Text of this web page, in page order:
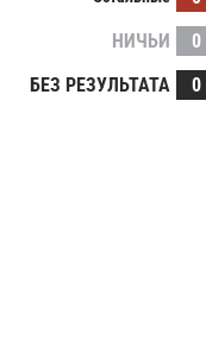
НИЧЬИ
0
БЕЗ РЕЗУЛЬТАТА
0